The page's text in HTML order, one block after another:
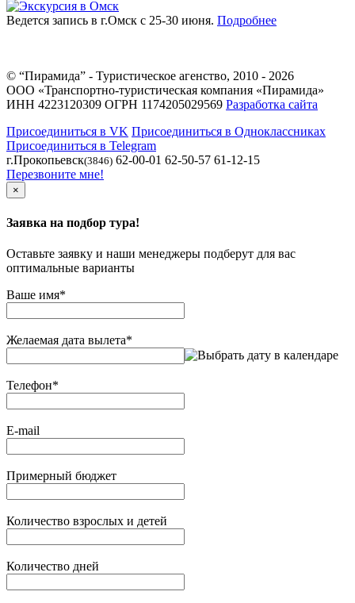
Ведется запись в г.Омск с 25-30 июня. Подробнее
© “Пирамида” - Туристическое агенство, 2010 - 2026
ООО «Транспортно-туристическая компания «Пирамида»
ИНН 4223120309 ОГРН 1174205029569 Разработка сайта
Присоединиться в VK Присоединиться в Одноклассниках
Присоединиться в Telegram
г.Прокопьевск(3846) 62-00-01 62-50-57 61-12-15
Перезвоните мне!
×
Заявка на подбор тура!
Оставьте заявку и наши менеджеры подберут для вас
оптимальные варианты
Ваше имя*
Желаемая дата вылета*
Телефон*
E-mail
Примерный бюджет
Количество взрослых и детей
Количество дней